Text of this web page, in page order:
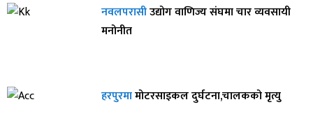
नवलपरासीउद्योग वाणिज्य संघमा चार व्यवसायी
मनोनीत
हरपुरमामोटरसाइकल दुर्घटना,चालकको मृत्यु